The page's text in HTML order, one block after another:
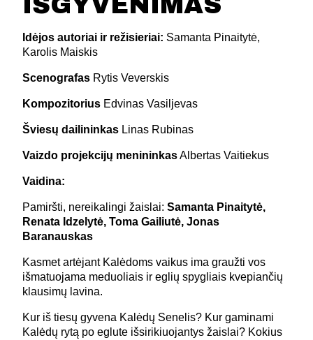
Idėjos autoriai ir režisieriai: Samanta Pinaitytė,
Karolis Maiskis
Scenografas Rytis Veverskis
Kompozitorius Edvinas Vasiljevas
Šviesų dailininkas Linas Rubinas
Vaizdo projekcijų menininkasAlbertas Vaitiekus
Vaidina:
Pamiršti, nereikalingi žaislai: Samanta Pinaitytė,
Renata Idzelytė, Toma Gailiutė, Jonas
Baranauskas
Kasmet artėjant Kalėdoms vaikus ima graužti vos
išmatuojama meduoliais ir eglių spygliais kvepiančių
klausimų lavina.
Kur iš tiesų gyvena Kalėdų Senelis? Kur gaminami
Kalėdų rytą po eglute išsirikiuojantys žaislai? Kokius